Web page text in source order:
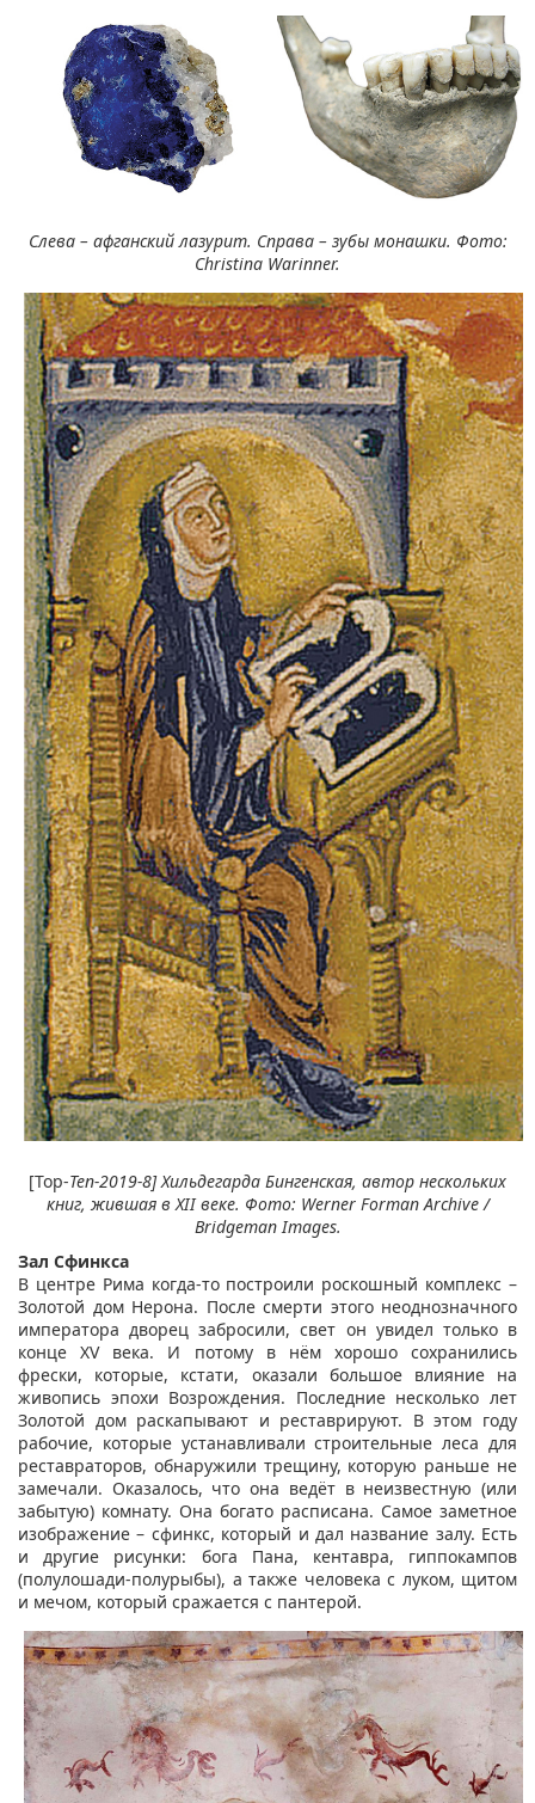
Слева – афганский лазурит. Справа – зубы монашки. Фото:
Christina Warinner.
[Top-Ten-2019-8] Хильдегарда Бингенская, автор нескольких
книг, жившая в XII веке. Фото: Werner Forman Archive /
Bridgeman Images.
Зал Сфинкса
В центре Рима когда-то построили роскошный комплекс –
Золотой дом Нерона. После смерти этого неоднозначного
императора дворец забросили, свет он увидел только в
конце XV века. И потому в нём хорошо сохранились
фрески, которые, кстати, оказали большое влияние на
живопись эпохи Возрождения. Последние несколько лет
Золотой дом раскапывают и реставрируют. В этом году
рабочие, которые устанавливали строительные леса для
реставраторов, обнаружили трещину, которую раньше не
замечали. Оказалось, что она ведёт в неизвестную (или
забытую) комнату. Она богато расписана. Самое заметное
изображение – сфинкс, который и дал название залу. Есть
и другие рисунки: бога Пана, кентавра, гиппокампов
(полулошади-полурыбы), а также человека с луком, щитом
и мечом, который сражается с пантерой.